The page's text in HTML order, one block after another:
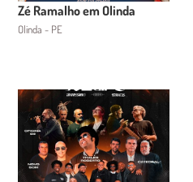
Zé Ramalho em Olinda
Olinda - PE